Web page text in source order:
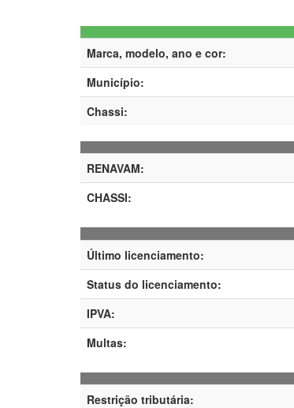
Marca, modelo, ano e cor:
Município:
Chassi:
RENAVAM:
CHASSI:
Último licenciamento:
Status do licenciamento:
IPVA:
Multas:
Restrição tributária: